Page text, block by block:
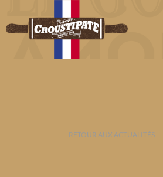
RETOUR AUX ACTUALITÉS